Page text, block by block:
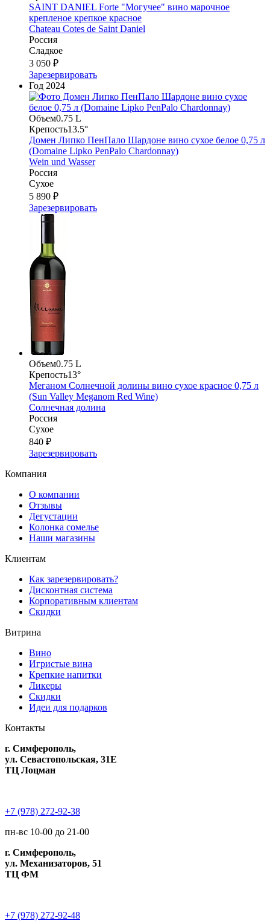
SAINT DANIEL Forte "Могучее" вино марочное
крепленое крепкое красное
Chateau Cotes de Saint Daniel
Россия
Сладкое
3 050 ₽
Зарезервировать
Год 2024
Объем0.75 L
Крепость13.5°
Домен Липко ПенПало Шардоне вино сухое белое 0,75 л
(Domaine Lipko PenPalo Chardonnay)
Wein und Wasser
Россия
Сухое
5 890 ₽
Зарезервировать
Объем0.75 L
Крепость13°
Меганом Солнечной долины вино сухое красное 0,75 л
(Sun Valley Meganom Red Wine)
Солнечная долина
Россия
Сухое
840 ₽
Зарезервировать
Компания
О компании
Отзывы
Дегустации
Колонка сомелье
Наши магазины
Клиентам
Как зарезервировать?
Дисконтная система
Корпоративным клиентам
Скидки
Витрина
Вино
Игристые вина
Крепкие напитки
Ликеры
Скидки
Идеи для подарков
Контакты
г. Симферополь,
ул. Севастопольская, 31Е
ТЦ Лоцман
+7 (978) 272-92-38
пн-вс 10-00 до 21-00
г. Симферополь,
ул. Механизаторов, 51
ТЦ ФМ
+7 (978) 272-92-48